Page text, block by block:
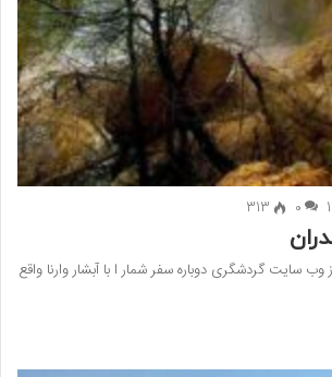
0
313
وب سایت گردشگری دوباره سفر شمار ا با آبشار وارنا واقع